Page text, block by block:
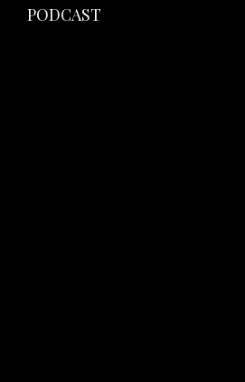
PODCAST